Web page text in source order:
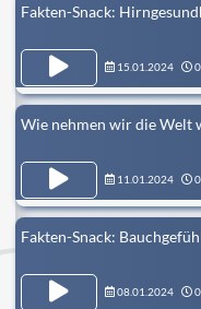
Fakten-Snack:
15.01.2024
Wie nehmen wir die Welt
11.01.2024
Fakten-Snack:
08.01.2024